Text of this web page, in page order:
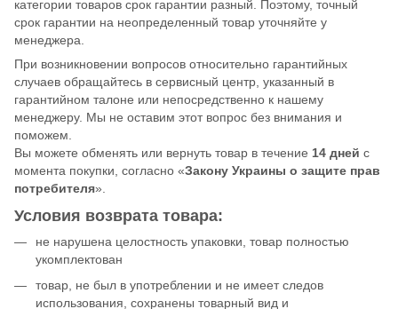
категории товаров срок гарантии разный. Поэтому, точный
срок гарантии на неопределенный товар уточняйте у
менеджера.
При возникновении вопросов относительно гарантийных
случаев обращайтесь в сервисный центр, указанный в
гарантийном талоне или непосредственно к нашему
менеджеру. Мы не оставим этот вопрос без внимания и
поможем.
Вы можете обменять или вернуть товар в течение 14 дней с
момента покупки, согласно «Закону Украины о защите прав
потребителя».
Условия возврата товара:
не нарушена целостность упаковки, товар полностью
укомплектован
товар, не был в употреблении и не имеет следов
использования, сохранены товарный вид и